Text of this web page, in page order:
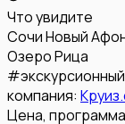
Что увидите
СочиНовый
Озеро Рица
#экскурсионный
компания:
Цена,